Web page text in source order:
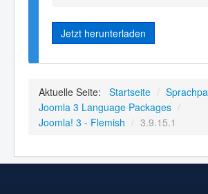
Jetzt herunterladen
Aktuelle Seite: Startseite /
Joomla 3 Language Packages /
Joomla! 3 - Flemish / 3.9.15.1